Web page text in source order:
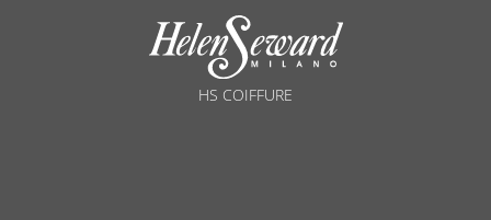
HS COIFFURE